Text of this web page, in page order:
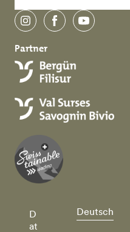
instagramfacebookyoutube
Partner
D
at
Deutsch